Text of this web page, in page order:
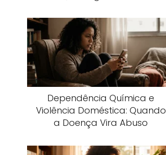
Dependência Química e
Violência Doméstica: Quando
a Doença Vira Abuso